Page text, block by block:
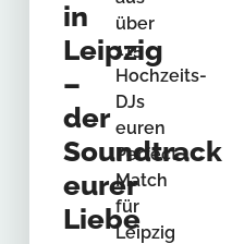
in
Leipzig
–
der
Soundtrack
eurer
Liebe
über
115
Hochzeits-
DJs
euren
Perfect
Match
für
Leipzig